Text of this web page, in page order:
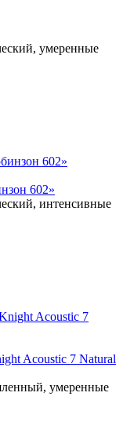
умеренные
602»
интенсивные
Acoustic 7 Natural
умеренные